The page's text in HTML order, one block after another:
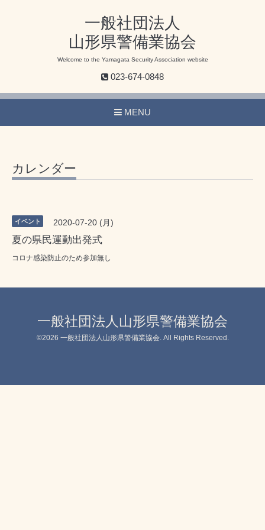
一般社団法人
山形県警備業協会
Welcome to the Yamagata Security Association website
023-674-0848
MENU
カレンダー
イベント 2020-07-20 (月)
夏の県民運動出発式
コロナ感染防止のため参加無し
一般社団法人山形県警備業協会
©2026 一般社団法人山形県警備業協会. All Rights Reserved.